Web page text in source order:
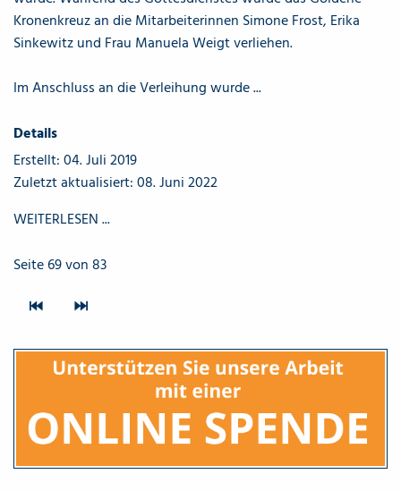
Kronenkreuz an die Mitarbeiterinnen Simone Frost, Erika
Sinkewitz und Frau Manuela Weigt verliehen.
Im Anschluss an die Verleihung wurde ...
Details
Erstellt: 04. Juli 2019
Zuletzt aktualisiert: 08. Juni 2022
WEITERLESEN ...
Seite 69 von 83